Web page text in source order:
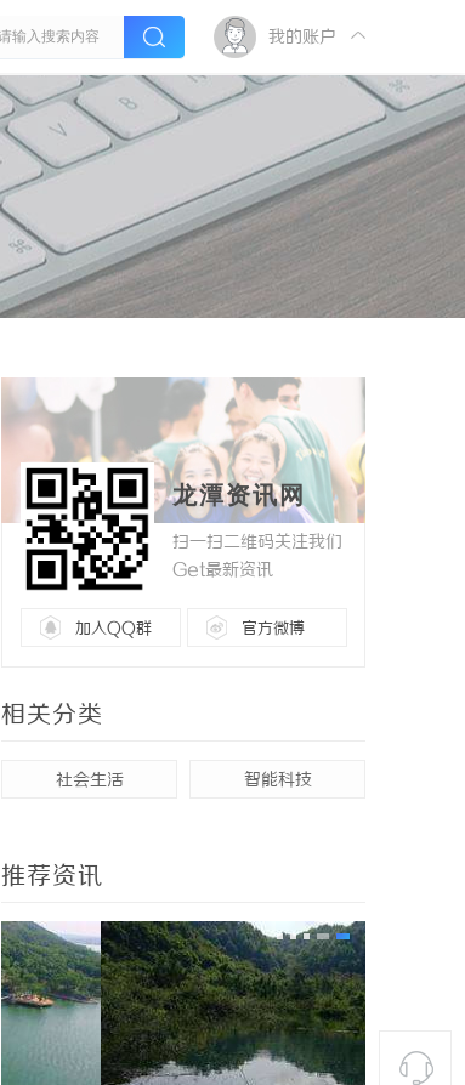
我的账户
龙潭资讯网
扫一扫二维码关注我们
Get最新资讯
加入QQ群 官方微博
相关分类
社会生活 智能科技
推荐资讯